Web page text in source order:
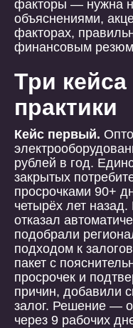
факторы — нужна
объяснениями,
факторах,
финансовым
Три
практики
Кейс первый.
рублей в год.
закрытых
просрочками 90+
четырёх лет
отказал
подобрали
подходом к
пакет с
просрочек и
причин, добавили
залог. Решение —
через 9 рабочих